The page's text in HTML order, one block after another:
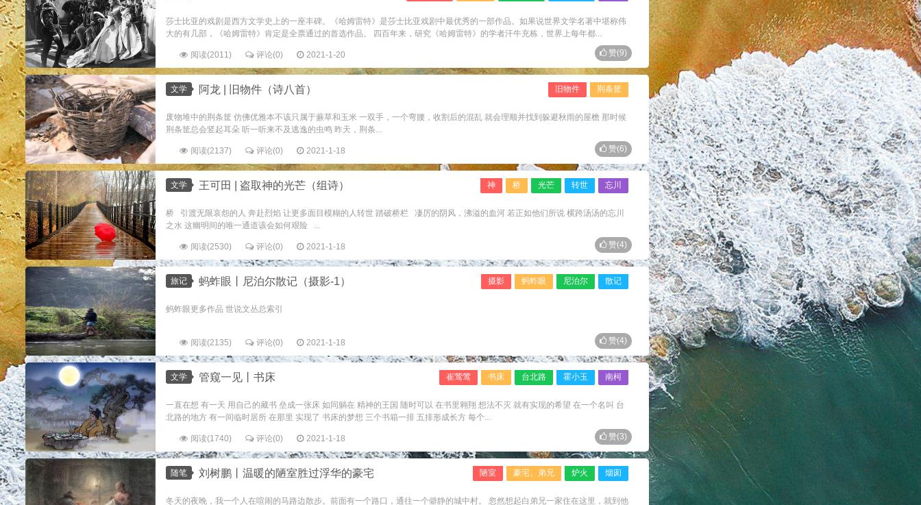
莎士比亚的戏剧是西方文学史上的一座丰碑。《哈姆雷特》是莎士比亚戏剧中最优秀的一部作品。如果说世界文学名著中堪称伟
大的有几部，《哈姆雷特》肯定是全票通过的首选作品。 四百年来，研究《哈姆雷特》的学者汗牛充栋，世界上每年都...
阅读(2011) 评论(0) 2021-1-20 赞(9)
文学 旧物件 荆条筐
阿龙 | 旧物件（诗八首）
废物堆中的荆条筐 仿佛优雅本不该只属于蕨草和玉米 一双手，一个弯腰，收割后的混乱 就会理顺并找到躲避秋雨的屋檐 那时候
荆条筐总会竖起耳朵 听一听来不及逃逸的虫鸣 昨天，荆条...
阅读(2137) 评论(0) 2021-1-18 赞(6)
文学 神 桥 光芒 转世 忘川
王可田 | 盗取神的光芒（组诗）
桥 引渡无限哀怨的人 奔赴烈焰 让更多面目模糊的人转世 踏破桥栏 凄厉的阴风，沸溢的血河 若正如他们所说 横跨汤汤的忘川
之水 这幽明间的唯一通道该会如何艰险 ...
阅读(2530) 评论(0) 2021-1-18 赞(4)
旅记 摄影 蚂蚱眼 尼泊尔 散记
蚂蚱眼丨尼泊尔散记（摄影-1）
蚂蚱眼更多作品 世说文丛总索引
阅读(2135) 评论(0) 2021-1-18 赞(4)
文学 崔莺莺 书床 台北路 霍小玉 南柯
管窥一见丨书床
一直在想 有一天 用自己的藏书 垒成一张床 如同躺在 精神的王国 随时可以 在书里翱翔 想法不灭 就有实现的希望 在一个名叫 台
北路的地方 有一间临时居所 在那里 实现了 书床的梦想 三个书箱一排 五排形成长方 每个...
阅读(1740) 评论(0) 2021-1-18 赞(3)
随笔 陋室 豪宅。弟兄 炉火 烟囱
刘树鹏丨温暖的陋室胜过浮华的豪宅
冬天的夜晚，我一个人在喧闹的马路边散步。前面有一个路口，通往一个僻静的城中村。 忽然想起白弟兄一家住在这里，就到他